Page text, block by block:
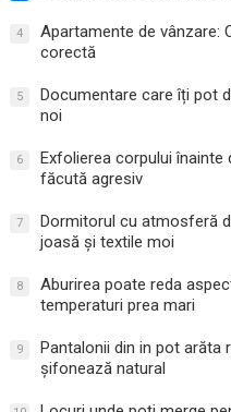
4
Apartamente de vânzare:
corectă
5
Documentare care îți pot
noi
6
Exfolierea corpului înainte
făcută agresiv
7
Dormitorul cu atmosferă
joasă și textile moi
8
Aburirea poate reda
temperaturi prea mari
9
Pantalonii din in pot arăta
șifonează natural